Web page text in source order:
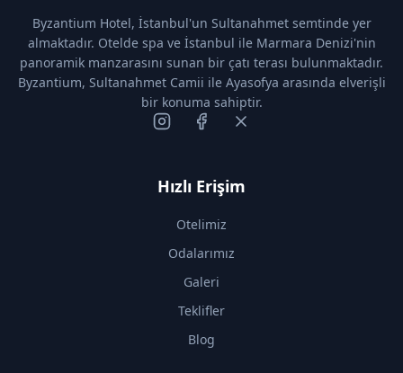
Byzantium Hotel, İstanbul'un Sultanahmet semtinde yer
almaktadır. Otelde spa ve İstanbul ile Marmara Denizi'nin
panoramik manzarasını sunan bir çatı terası bulunmaktadır.
Byzantium, Sultanahmet Camii ile Ayasofya arasında elverişli
bir konuma sahiptir.
Hızlı Erişim
Otelimiz
Odalarımız
Galeri
Teklifler
Blog